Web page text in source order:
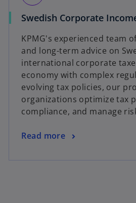
Swedish Corporate
KPMG's experienced team
and long-term advice on
international corporate
economy with complex
evolving tax policies, our
organizations optimize tax
compliance, and manage
Read more